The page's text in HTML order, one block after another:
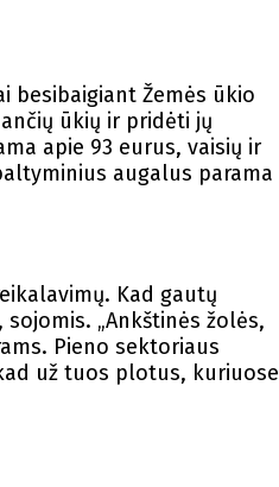
besibaigiant Žemės ūkio
ūkių ir pridėti jų
apie 93 eurus, vaisių ir
augalus parama
Kad gautų
„Ankštinės žolės,
Pieno sektoriaus
už tuos plotus, kuriuose